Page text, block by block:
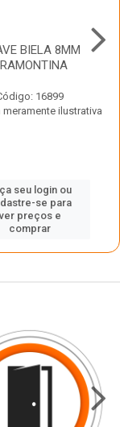
BIELA 8MM
16899
ilustrativa
seu login ou
se para
preços e
comprar